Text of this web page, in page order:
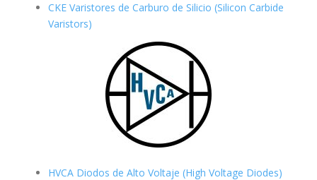
CKE Varistores de Carburo de Silicio (Silicon Carbide
Varistors)
HVCA Diodos de Alto Voltaje (High Voltage Diodes)